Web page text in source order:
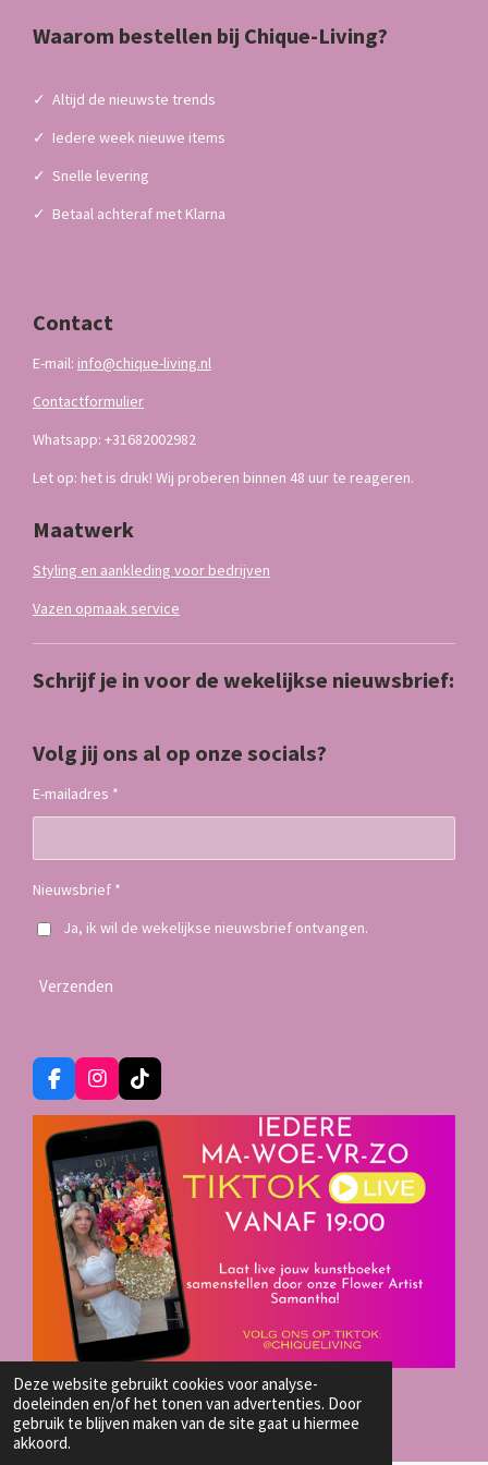
Deze website gebruikt cookies voor analyse-
doeleinden en/of het tonen van advertenties. Door
gebruik te blijven maken van de site gaat u hiermee
akkoord.
Waarom bestellen bij Chique-Living?
✓ Altijd de nieuwste trends
✓ Iedere week nieuwe items
✓ Snelle levering
✓ Betaal achteraf met Klarna
Contact
E-mail: info@chique-living.nl
Contactformulier
Whatsapp: +31682002982
Let op: het is druk! Wij proberen binnen 48 uur te reageren.
Maatwerk
Styling en aankleding voor bedrijven
Vazen opmaak service
Schrijf je in voor de wekelijkse nieuwsbrief:
Volg jij ons al op onze socials?
E-mailadres *
Nieuwsbrief *
Ja, ik wil de wekelijkse nieuwsbrief ontvangen.
Verzenden
F
a
b
o
o
k
I
n
s
a
g
r
a
m
T
i
k
T
o
k
TIKTOK LIVE SHOP
© 2023 - 2026 Chique-Living